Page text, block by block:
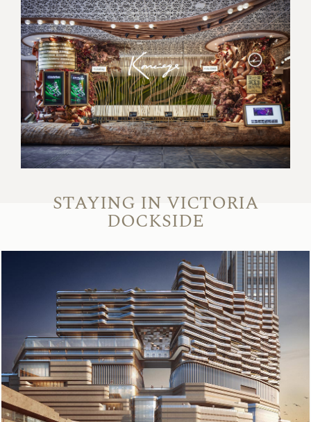
STAYING IN VICTORIA
DOCKSIDE